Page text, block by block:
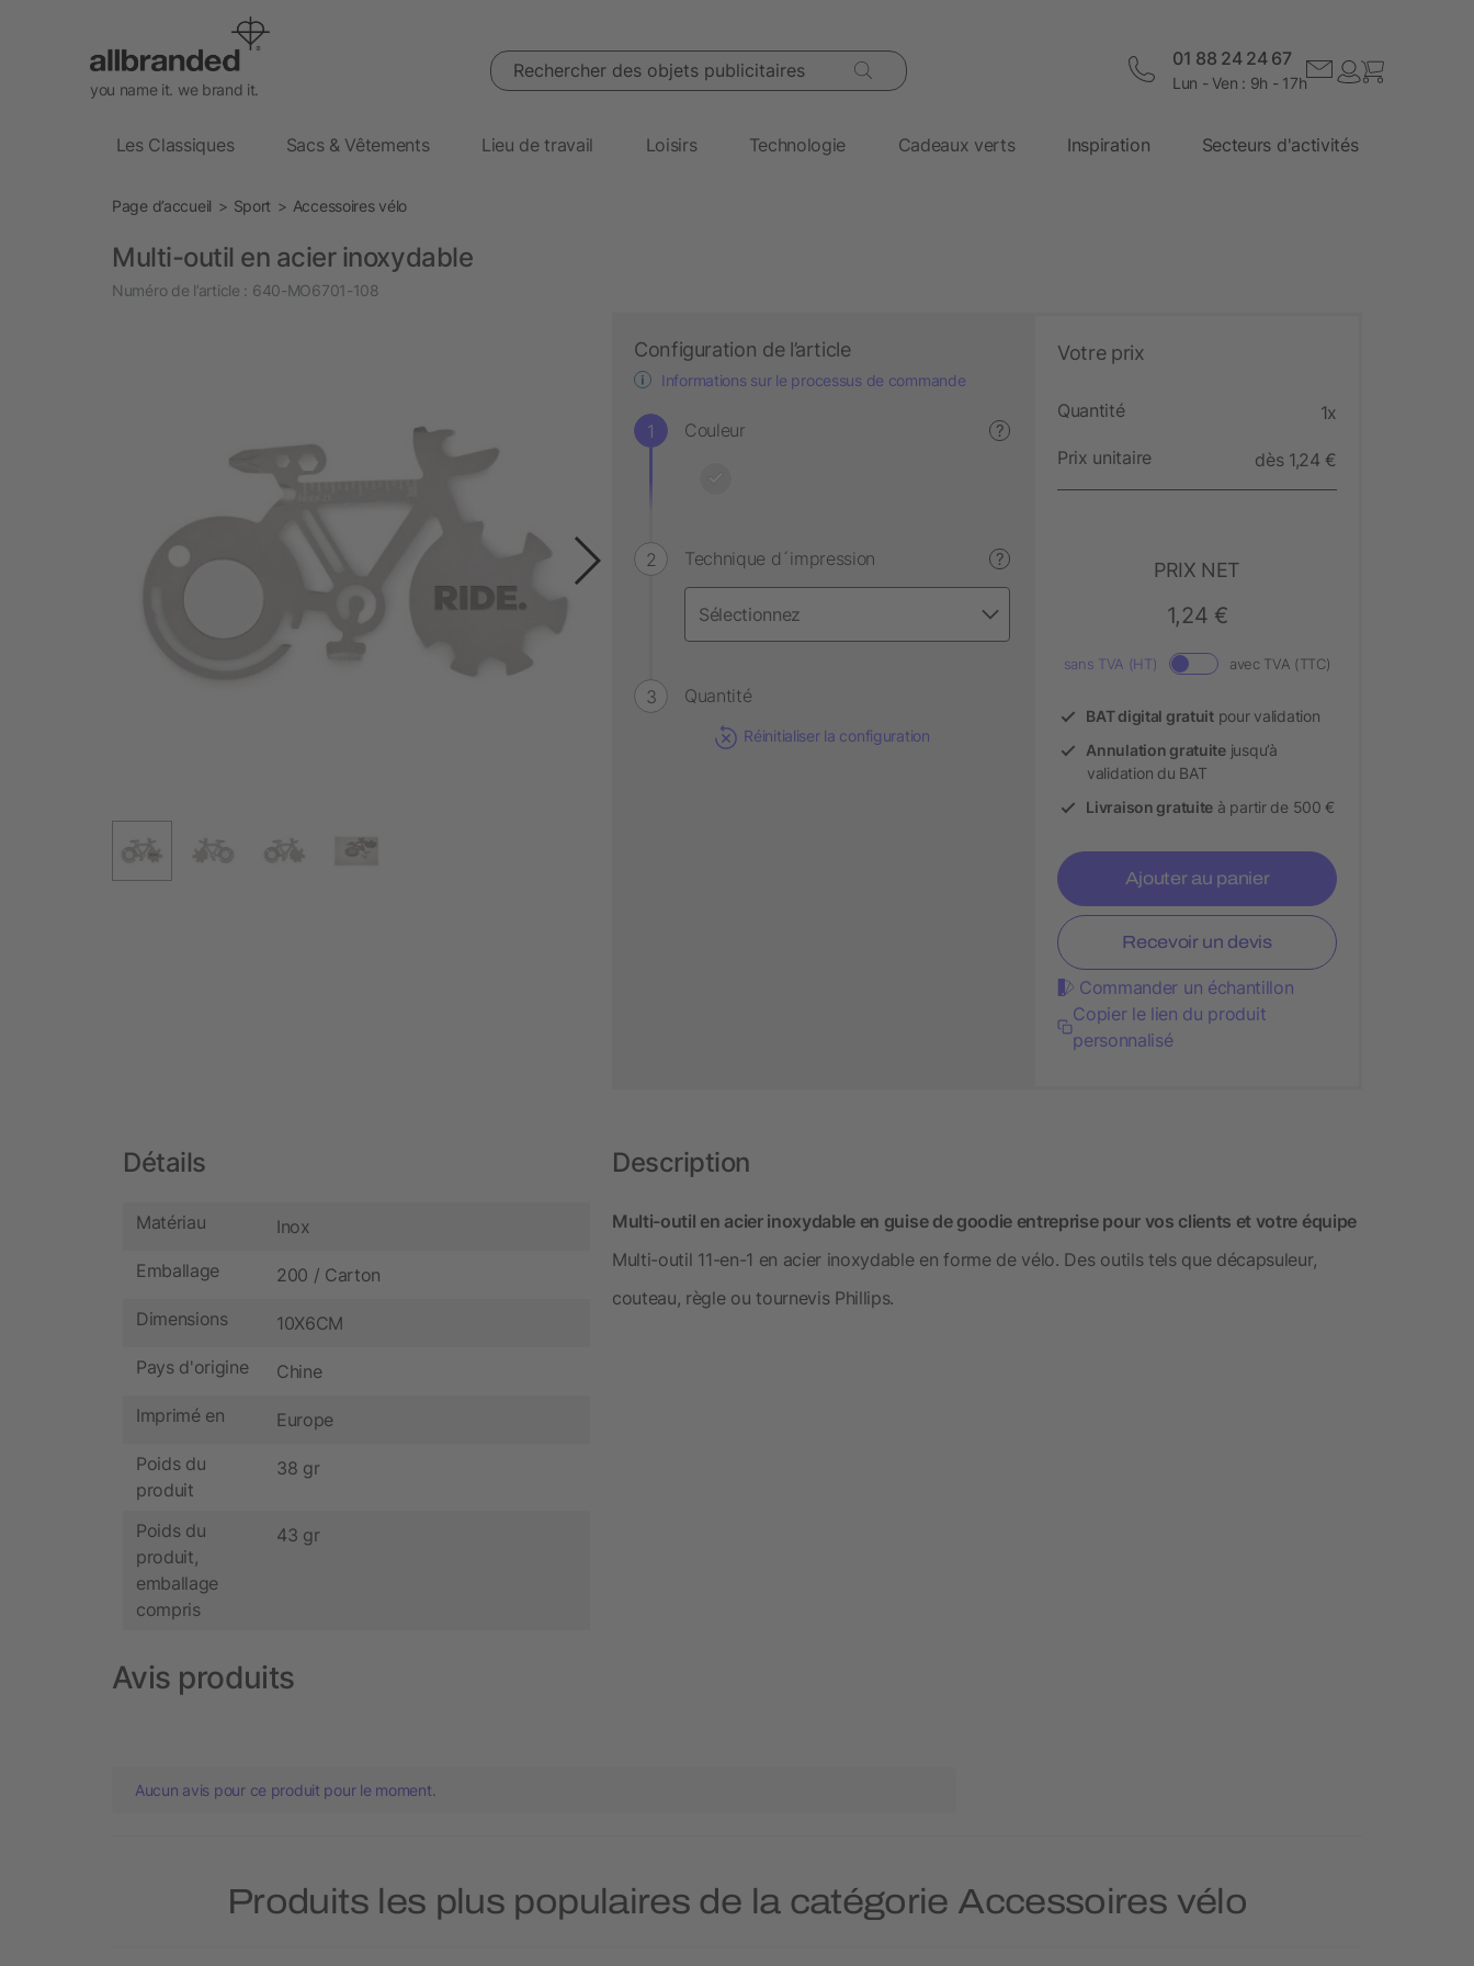
you name it. we brand it.
Rechercher des objets publicitaires 01 88 24 24 67
Lun - Ven : 9h - 17h
Les Classiques Sacs & Vêtements Lieu de travail Loisirs Technologie Cadeaux verts Inspiration Secteurs d'activités
Page d’accueil Sport Accessoires vélo
Multi-outil en acier inoxydable
Numéro de l’article : 640-MO6701-108
Configuration de l’article
Informations sur le processus de commande
Couleur ?
Technique d´impression ?
Quantité
Réinitialiser la configuration
Votre prix
Quantité 1x
Prix unitaire dès 1,24 €
PRIX NET
1,24 €
sans TVA (HT) avec TVA (TTC)
BAT digital gratuitpour validation
Annulation gratuitejusqu’à
validation du BAT
Livraison gratuite à partir de 500 €
Ajouter au panier
Recevoir un devis
Commander un échantillon
Copier le lien du produit
personnalisé
Détails
Matériau Inox
Emballage 200 / Carton
Dimensions 10X6CM
Pays d'origine Chine
Imprimé en Europe
Poids du
produit
38 gr
Poids du
produit,
emballage
compris
43 gr
Description
Multi-outil en acier inoxydable en guise de goodie entreprise pour vos clients et votre équipe
Multi-outil 11-en-1 en acier inoxydable en forme de vélo. Des outils tels que décapsuleur,
couteau, règle ou tournevis Phillips.
Avis produits
Aucun avis pour ce produit pour le moment.
Produits les plus populaires de la catégorie Accessoires vélo